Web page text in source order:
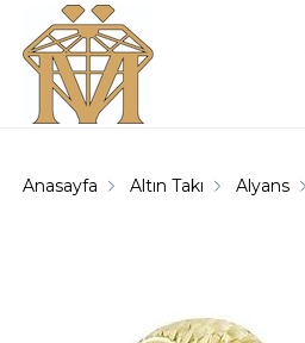
Anasayfa Altın Takı Alyans